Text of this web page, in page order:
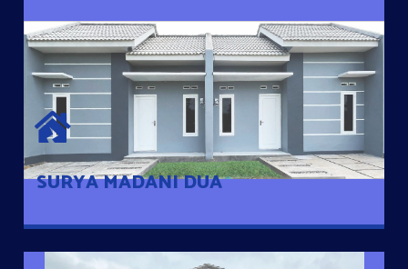
SURYA MADANI DUA
SURYA MADANI DUA
Satu-satunya Hunian nyaman dengan harga subsidi hanya 100
jutaan dengan lokasi strategis di Tuban